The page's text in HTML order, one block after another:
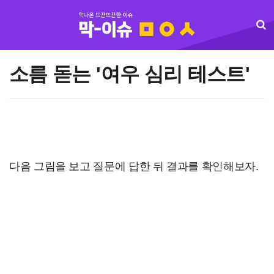
소름 돋는 '여우 심리 테스트'
다음 그림을 보고 질문에 답한 뒤 결과를 확인해보자.